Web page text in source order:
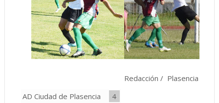
AD Ciudad de Plasencia
4
Redacción / Plasencia